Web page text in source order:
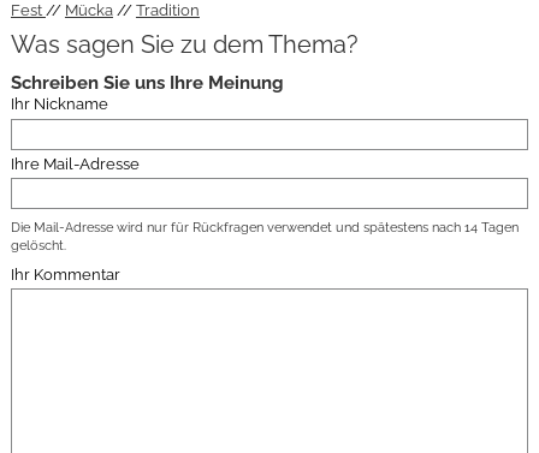
Fest Mücka Tradition
Was sagen Sie zu dem Thema?
Schreiben Sie uns Ihre Meinung
Ihr Nickname
Ihre Mail-Adresse
Die Mail-Adresse wird nur für Rückfragen verwendet und spätestens nach 14 Tagen
gelöscht.
Ihr Kommentar